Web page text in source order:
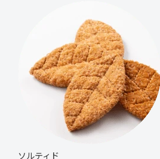
ソルティド